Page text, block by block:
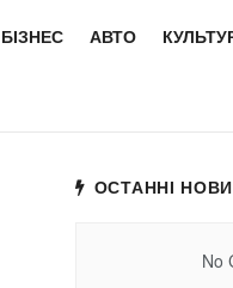
БІЗНЕС АВТО
ОСТАННІ
No